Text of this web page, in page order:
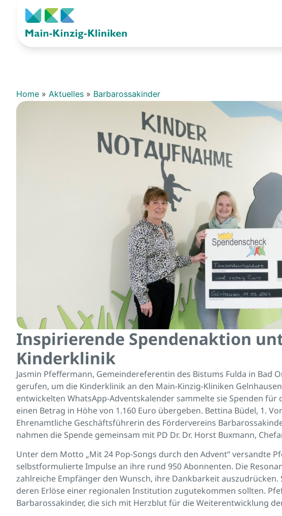
Home » Aktuelles » Barbarossakinder
Inspirierende Spendenaktion
Kinderklinik
Jasmin Pfeffermann, Gemeindereferentin des Bistums Fulda in Bad
gerufen, um die Kinderklinik an den Main-Kinzig-Kliniken
entwickelten WhatsApp-Adventskalender sammelte sie Spenden für
einen Betrag in Höhe von 1.160 Euro übergeben. Bettina Büdel, 1.
Ehrenamtliche Geschäftsführerin des Fördervereins
nahmen die Spende gemeinsam mit PD Dr. Dr. Horst Buxmann,
Unter dem Motto „Mit 24 Pop-Songs durch den Advent“ versandte
selbstformulierte Impulse an ihre rund 950 Abonnenten. Die
zahlreiche Empfänger den Wunsch, ihre Dankbarkeit
deren Erlöse einer regionalen Institution zugutekommen sollten.
Barbarossakinder, die sich mit Herzblut für die Weiterentwicklung